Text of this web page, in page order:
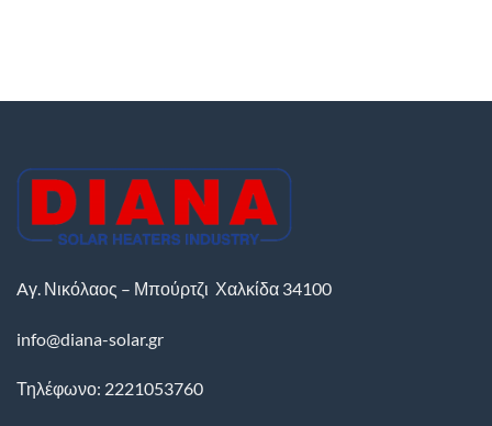
Aγ. Νικόλαος – Μπούρτζι Χαλκίδα 34100
info@diana-solar.gr
Τηλέφωνο: 2221053760